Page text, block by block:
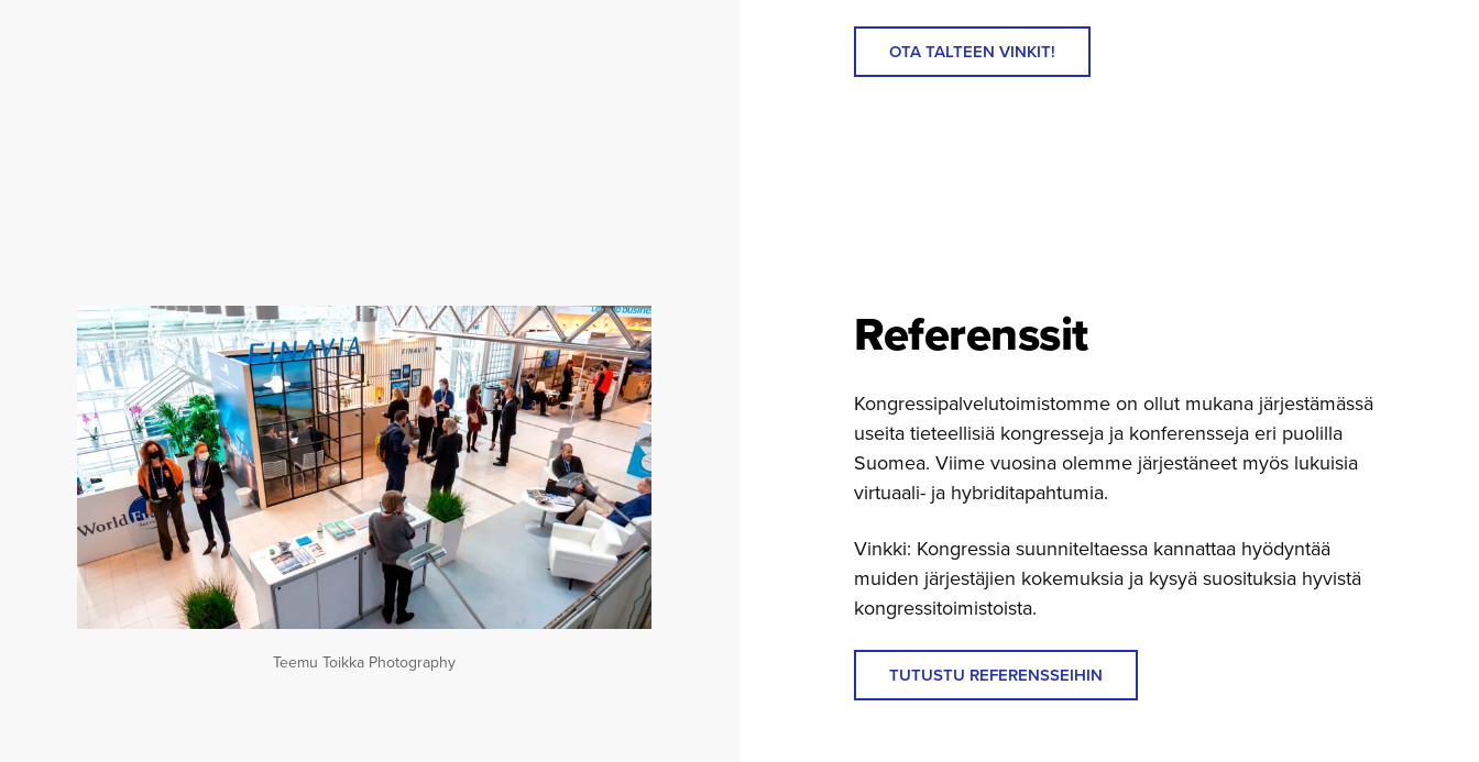
OTA TALTEEN VINKIT!
Teemu Toikka Photography
Referenssit
Kongressipalvelutoimistomme on ollut mukana järjestämässä
useita tieteellisiä kongresseja ja konferensseja eri puolilla
Suomea. Viime vuosina olemme järjestäneet myös lukuisia
virtuaali- ja hybriditapahtumia.
Vinkki: Kongressia suunniteltaessa kannattaa hyödyntää
muiden järjestäjien kokemuksia ja kysyä suosituksia hyvistä
kongressitoimistoista.
TUTUSTU REFERENSSEIHIN